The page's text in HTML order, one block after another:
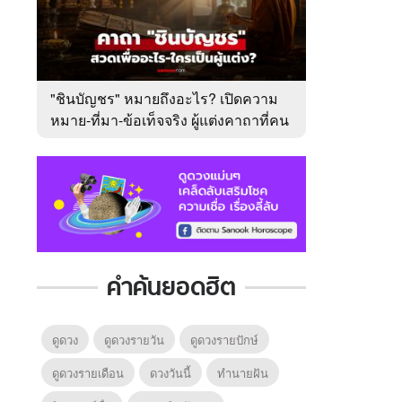
"ชินบัญชร" หมายถึงอะไร? เปิดความ
หมาย-ที่มา-ข้อเท็จจริง ผู้แต่งคาถาที่คน
คำค้นยอดฮิต
ดูดวง ดูดวงรายวัน
ดูดวงรายปักษ์
ดูดวงรายเดือน
ดวงวันนี้
ทํานายฝัน